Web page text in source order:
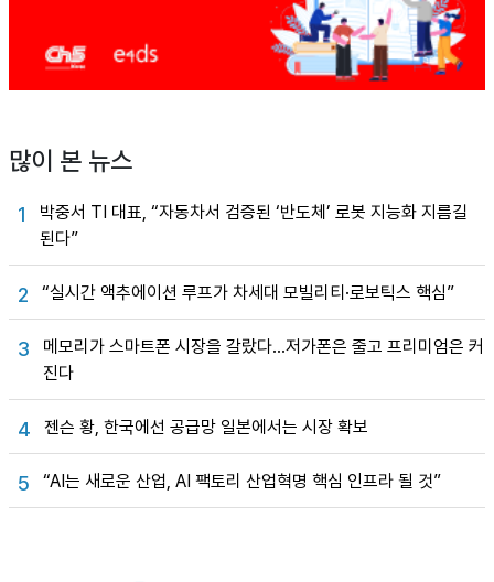
많이 본 뉴스
1
박중서 TI 대표, “자동차서 검증된 ‘반도체’ 로봇 지능화 지름길
된다”
2 “실시간 액추에이션 루프가 차세대 모빌리티·로보틱스 핵심”
3
메모리가 스마트폰 시장을 갈랐다…저가폰은 줄고 프리미엄은 커
진다
4 젠슨 황, 한국에선 공급망 일본에서는 시장 확보
5 “AI는 새로운 산업, AI 팩토리 산업혁명 핵심 인프라 될 것”